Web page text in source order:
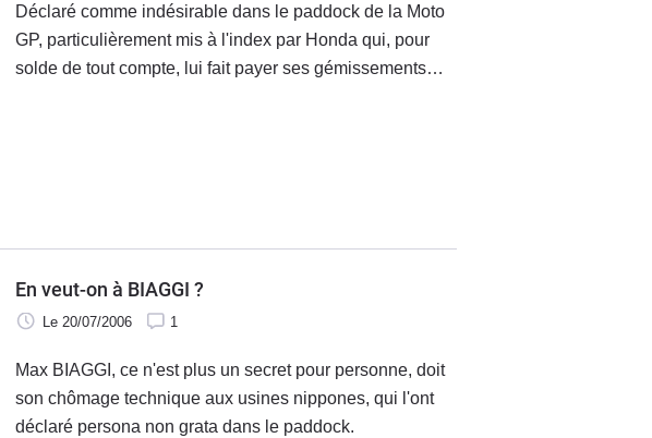
Déclaré comme indésirable dans le paddock de la Moto
GP, particulièrement mis à l'index par Honda qui, pour
solde de tout compte, lui fait payer ses gémissements
En veut-on à BIAGGI ?
Le 20/07/2006 1
Max BIAGGI, ce n'est plus un secret pour personne, doit
son chômage technique aux usines nippones, qui l'ont
déclaré persona non grata dans le paddock.